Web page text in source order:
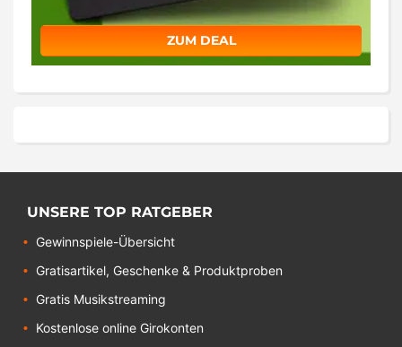
ZUM DEAL
UNSERE TOP RATGEBER
Gewinnspiele-Übersicht
Gratisartikel, Geschenke & Produktproben
Gratis Musikstreaming
Kostenlose online Girokonten